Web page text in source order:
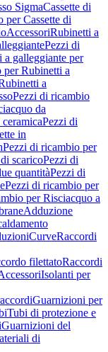
SigmaCassette di
per Cassette di
AccessoriRubinetti a
Pezzi di
a galleggiante per
per Rubinetti a
a
Pezzi di ricambio
da
Pezzi di
in
Pezzi di ricambio per
scaricoPezzi di
quantitàPezzi di
Pezzi di ricambio per
per Risciacquo a
Adduzione
CurveRaccordi
filettatoRaccordi
Isolanti per
Guarnizioni per
Tubi di protezione e
Guarnizioni del
di